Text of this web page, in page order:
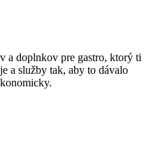
a doplnkov pre gastro, ktorý ti
a služby tak, aby to dávalo